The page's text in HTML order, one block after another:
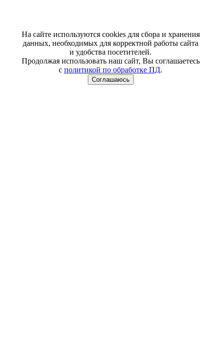
На сайте используются cookies для сбора и хранения
данных, необходимых для корректной работы сайта
и удобства посетителей.
Продолжая использовать наш сайт, Вы соглашаетесь
с политикой по обработке ПД.
Соглашаюсь